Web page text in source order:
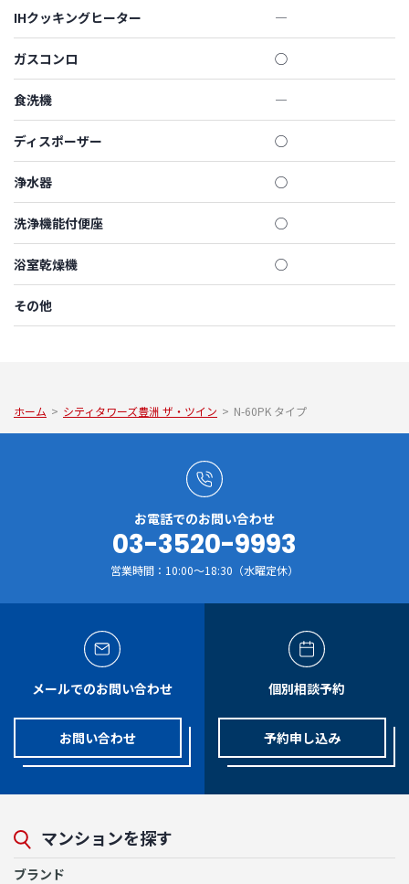
IHクッキングヒーター ―
ガスコンロ ◯
食洗機 ―
ディスポーザー ◯
浄水器 ◯
洗浄機能付便座 ◯
浴室乾燥機 ◯
その他
ホーム > シティタワーズ豊洲 ザ・ツイン > N-60PK タイプ
お電話でのお問い合わせ
03-3520-9993
営業時間：10:00～18:30（水曜定休）
メールでのお問い合わせ
お問い合わせ
個別相談予約
予約申し込み
マンションを探す
ブランド